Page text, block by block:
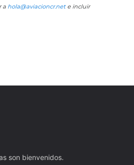
a hola@aviacioncr.nete incluir
son bienvenidos.